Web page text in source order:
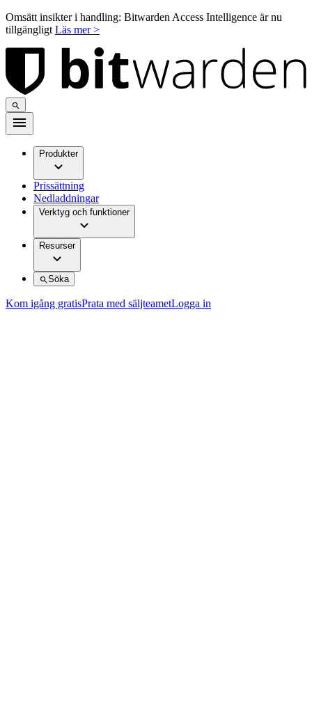
Omsätt insikter i handling: Bitwarden Access Intelligence är nu
tillgängligt Läs mer >
Produkter
Prissättning
Nedladdningar
Verktyg och funktioner
Resurser
Söka
Kom igång gratisPrata med säljteametLogga in